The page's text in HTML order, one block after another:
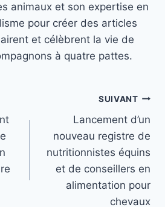
animaux et son expertise en
pour créer des articles
et célèbrent la vie de
à quatre pattes.
SUIVANT
Lancement d’un
nouveau registre de
nutritionnistes équins
et de conseillers en
alimentation pour
chevaux